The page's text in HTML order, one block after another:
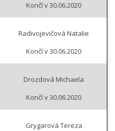
Končí v 30.06.2020
Radivojevičová Natalie
Končí v 30.06.2020
Drozdová Michaela
Končí v 30.06.2020
Grygarová Tereza